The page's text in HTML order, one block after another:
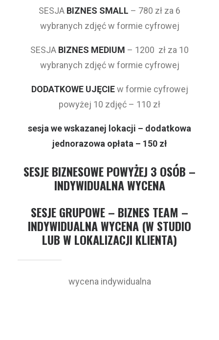
SESJA BIZNES SMALL – 780 zł za 6
wybranych zdjęć w formie cyfrowej
SESJA BIZNES MEDIUM – 1200 zł za 10
wybranych zdjęć w formie cyfrowej
DODATKOWE UJĘCIEw formie cyfrowej
powyżej 10 zdjęć – 110 zł
sesja we wskazanej lokacji – dodatkowa
jednorazowa opłata – 150 zł
SESJE BIZNESOWE POWYŻEJ 3 OSÓB –
INDYWIDUALNA WYCENA
SESJE GRUPOWE – BIZNES TEAM –
INDYWIDUALNA WYCENA (W STUDIO
LUB W LOKALIZACJI KLIENTA)
wycena indywidualna